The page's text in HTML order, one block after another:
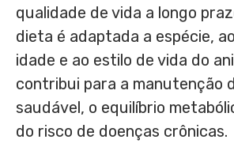
qualidade de vida a longo
dieta é adaptada a espécie,
idade e ao estilo de vida do
contribui para a manutenção
saudável, o equilíbrio
do risco de doenças crônicas.